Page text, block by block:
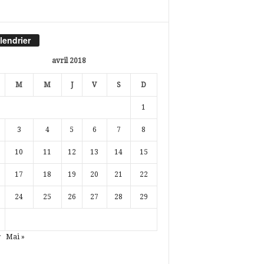
avril 2018
M M J V S D
1
3 4 5 6 7 8
10 11 12 13 14 15
17 18 19 20 21 22
24 25 26 27 28 29
Mai »